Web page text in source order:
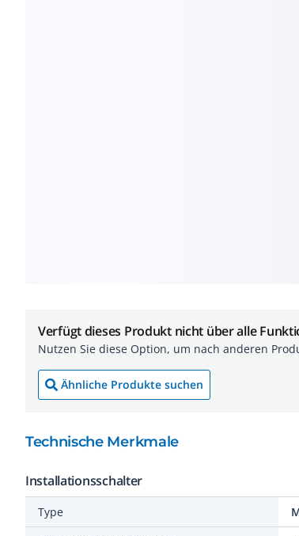
Verfügt dieses Produkt nicht über alle
Nutzen Sie diese Option, um nach anderen
Ähnliche Produkte suchen
Technische Merkmale
Installationsschalter
Type